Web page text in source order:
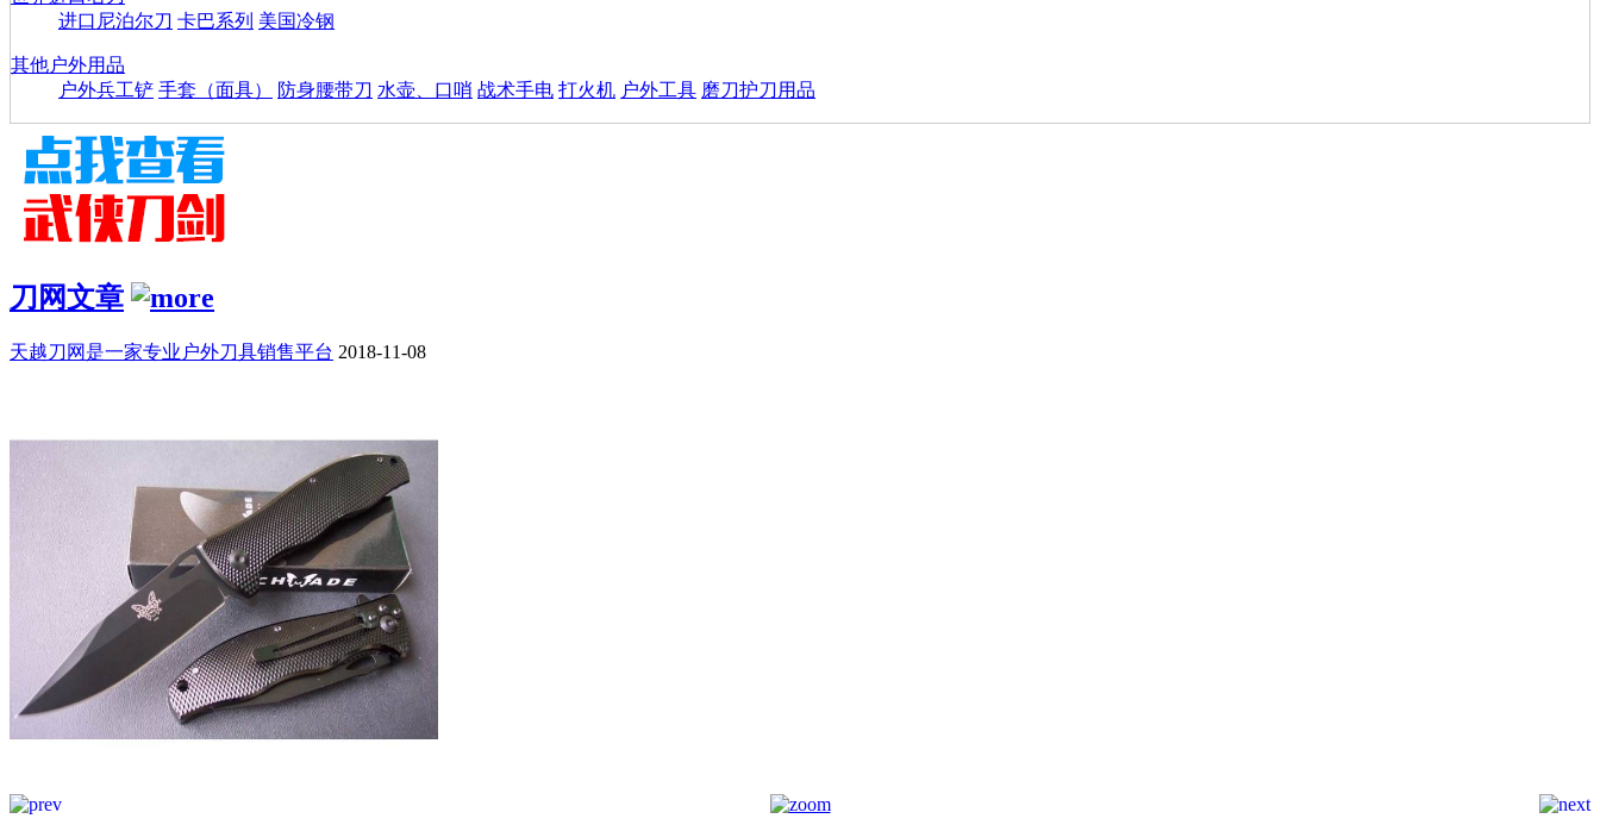
进口尼泊尔刀 卡巴系列 美国冷钢
其他户外用品
户外兵工铲 手套（面具） 防身腰带刀 水壶、口哨 战术手电 打火机 户外工具 磨刀护刀用品
刀网文章
天越刀网是一家专业户外刀具销售平台 2018-11-08